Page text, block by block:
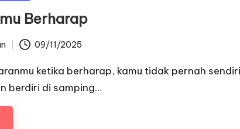
Berharap
09/11/2025
ketika berharap, kamu tidak pernah
berdiri di samping…